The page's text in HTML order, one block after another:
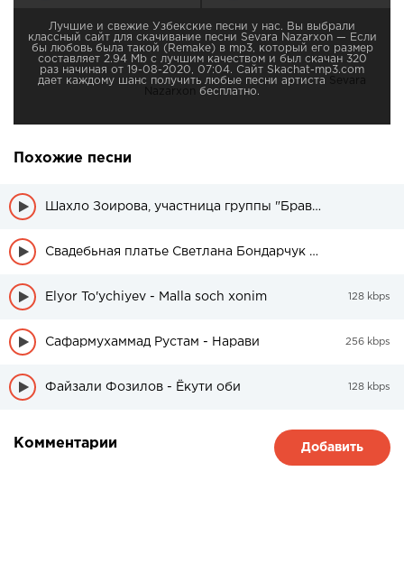
Лучшие и свежие Узбекские песни у нас. Вы выбрали
классный сайт для скачивание песни Sevara Nazarxon — Если
бы любовь была такой (Remake) в mp3, который его размер
составляет 2.94 Mb с лучшим качеством и был скачан 320
раз начиная от 19-08-2020, 07:04. Сайт Skachat-mp3.com
дает каждому шанс получить любые песни артиста
Sevara
Nazarxon
бесплатно.
Похожие песни
Шахло Зоирова, участница группы "Браво" была в свадебном платье
Свадебьная платье Светлана Бондарчук стоит 700 тыс. рублей
Elyor To'ychiyev - Malla soch xonim 128 kbps
Сафармухаммад Рустам - Нарави 256 kbps
Файзали Фозилов - Ёкути оби 128 kbps
Комментарии Добавить